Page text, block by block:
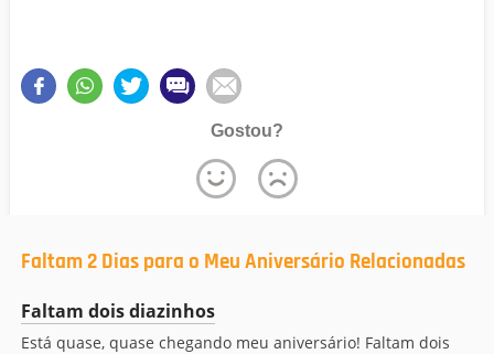
Gostou?
Faltam 2 Dias para o Meu Aniversário Relacionadas
Faltam dois diazinhos
Está quase, quase chegando meu aniversário! Faltam dois